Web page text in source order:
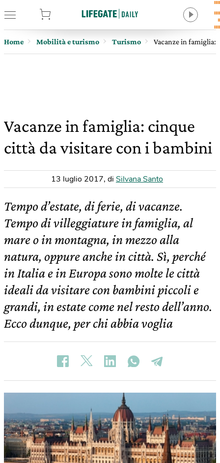
Home Mobilità e turismo Turismo Vacanze in famiglia:
Vacanze in famiglia: cinque
città da visitare con i bambini
13 luglio 2017, di Silvana Santo
Tempo d’estate, di ferie, di vacanze.
Tempo di villeggiature in famiglia, al
mare o in montagna, in mezzo alla
natura, oppure anche in città. Sì, perché
in Italia e in Europa sono molte le città
ideali da visitare con bambini piccoli e
grandi, in estate come nel resto dell’anno.
Ecco dunque, per chi abbia voglia